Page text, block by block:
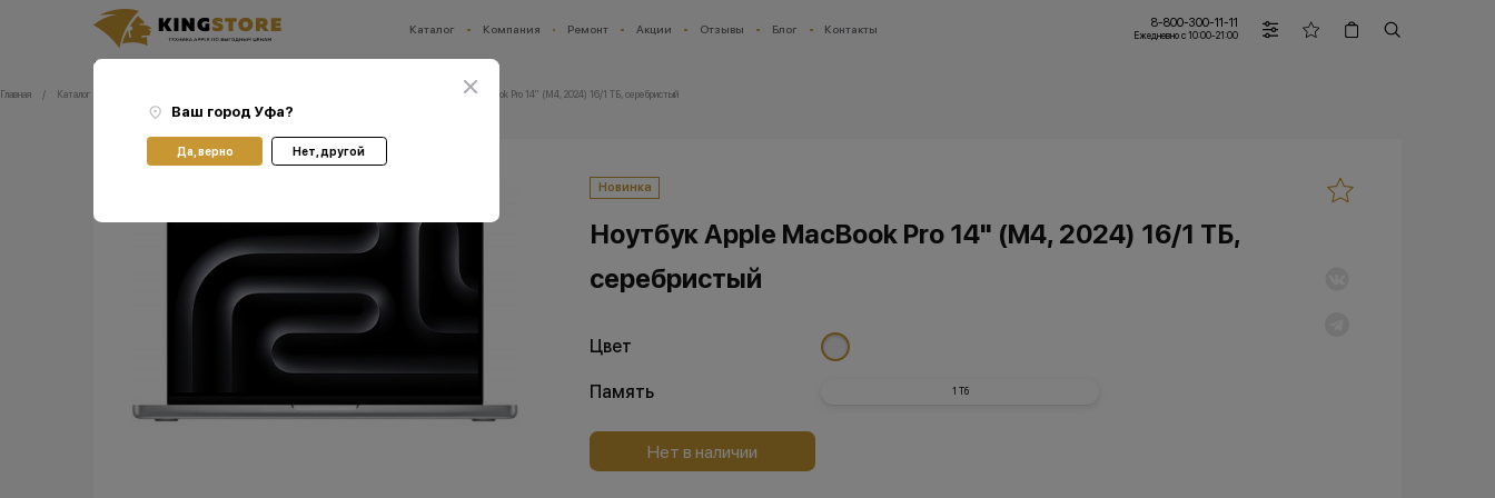
Каталог Компания Ремонт Акции Отзывы Блог Контакты 8-800-300-11-11
Ежедневно с 10:00-21:00
Ваш город:
Ваш город Уфа?
Да, верно Нет, другой
Главная Каталог Ноутбук Apple MacBook Pro 14" (M4, 2024) 16/1 ТБ, серебристый
Новинка
Ноутбук Apple MacBook Pro 14" (M4, 2024) 16/1 ТБ,
серебристый
Цвет
Память 1 Тб
Нет в наличии